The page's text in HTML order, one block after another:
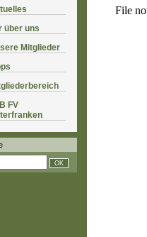
über uns
Mitglieder
FV